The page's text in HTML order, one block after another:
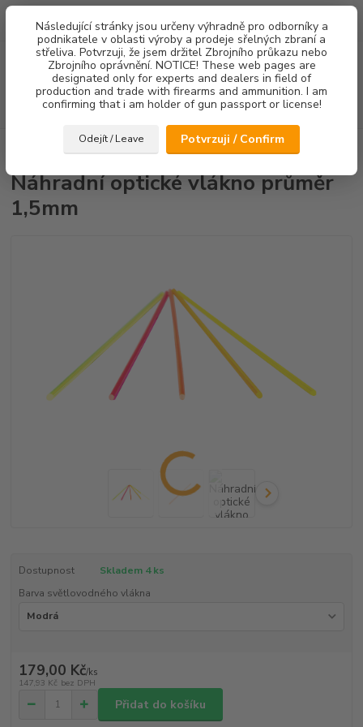
Následující stránky jsou určeny výhradně pro odborníky a
podnikatele v oblasti výroby a prodeje sřelných zbraní a
střeliva. Potvrzuji, že jsem držitel Zbrojního průkazu nebo
Zbrojního oprávnění. NOTICE! These web pages are
designated only for experts and dealers in field of
production and trade with firearms and ammunition. I am
confirming that i am holder of gun passport or license!
Odejít / Leave Potvrzuji / Confirm
Menu
Hledat
za0,00 Kč
Náhradní díly Náhradní optické vlákno průměr 1,5mm
Náhradní optické vlákno průměr
1,5mm
Dostupnost
Skladem 4 ks
Barva světlovodného vlákna
179,00 Kč/ks
147,93 Kč bez DPH
Přidat do košíku